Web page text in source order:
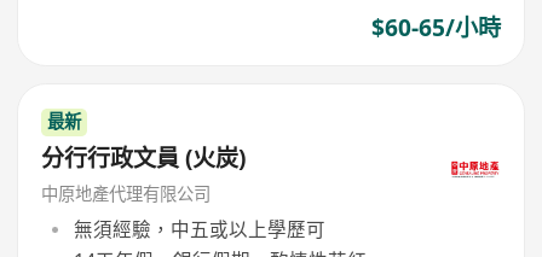
$60-65/小時
最新
分行行政文員 (火炭)
中原地產代理有限公司
無須經驗，中五或以上學歷可